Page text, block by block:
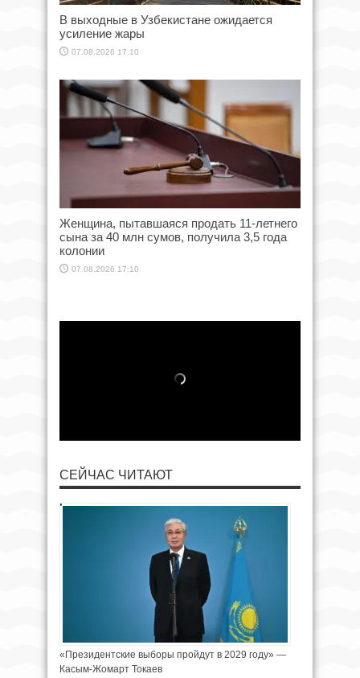
В выходные в Узбекистане ожидается
усиление жары
07.08.2026 17:10
Женщина, пытавшаяся продать 11-летнего
сына за 40 млн сумов, получила 3,5 года
колонии
07.08.2026 17:10
СЕЙЧАС ЧИТАЮТ
«Президентские выборы пройдут в 2029 году» —
Касым-Жомарт Токаев